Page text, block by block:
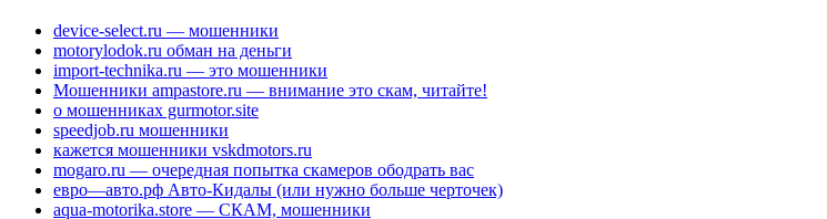
device-select.ru — мошенники
motorylodok.ru обман на деньги
import-technika.ru — это мошенники
Мошенники ampastore.ru — внимание это скам, читайте!
о мошенниках gurmotor.site
speedjob.ru мошенники
кажется мошенники vskdmotors.ru
mogaro.ru — очередная попытка скамеров ободрать вас
евро—авто.рф Авто-Кидалы (или нужно больше черточек)
aqua-motorika.store — СКАМ, мошенники